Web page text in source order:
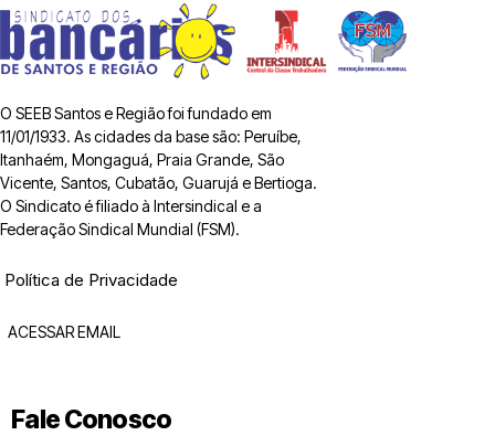
O SEEB Santos e Região foi fundado em
11/01/1933. As cidades da base são: Peruíbe,
Itanhaém, Mongaguá, Praia Grande, São
Vicente, Santos, Cubatão, Guarujá e Bertioga.
O Sindicato é filiado à Intersindical e a
Federação Sindical Mundial (FSM).
Política de Privacidade
ACESSAR EMAIL
Fale Conosco